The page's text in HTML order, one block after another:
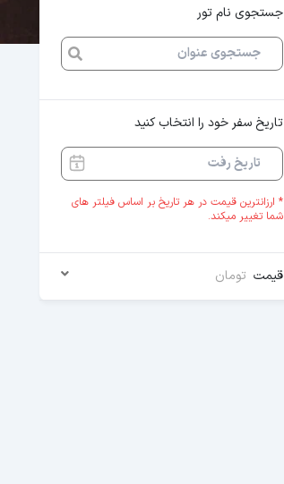
جستجوی نام تور
تاریخ سفر خود را انتخاب کنید
* ارزانترین قیمت در هر تاریخ بر اساس فیلتر های
شما تغییر میکند.
قیمت تومان